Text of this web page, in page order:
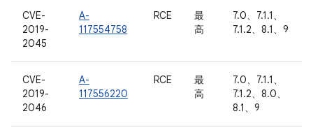
CVE-
2019-
2045
A-
117554758
RCE
最
高
7.0、7.1.1、
7.1.2、8.1、9
CVE-
2019-
2046
A-
117556220
RCE
最
高
7.0、7.1.1、
7.1.2、8.0、
8.1、9